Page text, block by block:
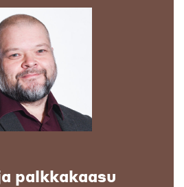
palkkakaasu